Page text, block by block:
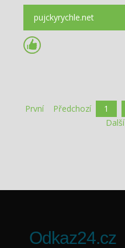
pujckyrychle.net
První Předchozí 1
Další
Odkaz24.cz